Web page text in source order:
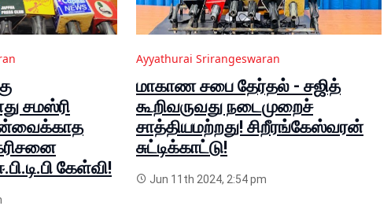
சமஸ்ரி
கேள்வி!
Ayyathurai Srirangeswaran
மாகாண சபை தேர்தல் - சஜித்
கூறிவருவது நடைமுறைச்
சாத்தியமற்றது! சிறீரங்கேஸ்வரன்
சுட்டிக்காட்டு!
Jun 11th 2024, 2:54 pm